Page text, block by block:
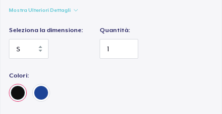
Mostra Ulteriori Dettagli
Seleziona la dimensione: Quantità:
Colori: